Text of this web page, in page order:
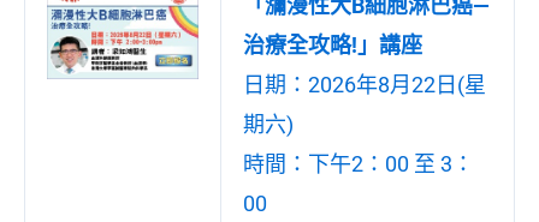
「瀰漫性大B細胞淋巴癌—
治療全攻略!」講座
日期：2026年8月22日(星
期六)
時間：下午2：00 至 3：
00